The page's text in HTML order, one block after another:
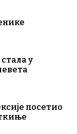
у
посетио